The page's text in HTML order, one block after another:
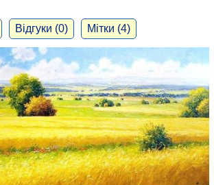
Відгуки (0) Мітки (4)